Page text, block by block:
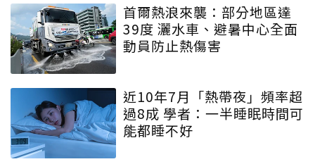
首爾熱浪來襲：部分地區達
39度 灑水車、避暑中心全面
動員防止熱傷害
近10年7月「熱帶夜」頻率超
過8成 學者：一半睡眠時間可
能都睡不好